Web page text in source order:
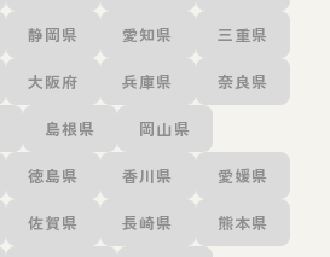
静岡県 愛知県 三重県
大阪府 兵庫県 奈良県
島根県 岡山県
徳島県 香川県 愛媛県
佐賀県 長崎県 熊本県